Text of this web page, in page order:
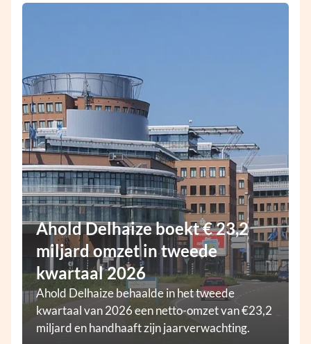
Ahold Delhaize boekt € 23,2
miljard omzet in tweede
kwartaal 2026
Ahold Delhaize behaalde in het tweede
kwartaal van 2026 een netto-omzet van €23,2
miljard en handhaaft zijn jaarverwachting.